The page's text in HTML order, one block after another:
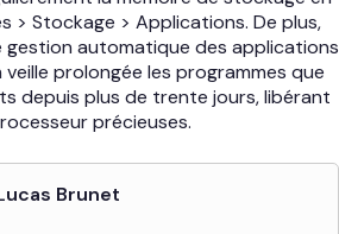
> Stockage > Applications. De plus,
gestion automatique des applications
prolongée les programmes que
depuis plus de trente jours, libérant
précieuses.
Brunet